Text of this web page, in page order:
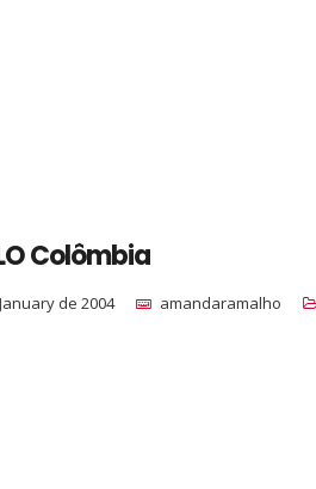
Colômbia
de 2004 amandaramalho